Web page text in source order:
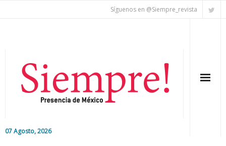
Síguenos en @Siempre_revista
07 Agosto, 2026